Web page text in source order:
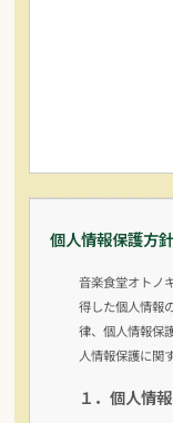
個人情報保護方
音楽食堂オトノ
得した個人情報
律、個人情報保
人情報保護に関
１．個人情